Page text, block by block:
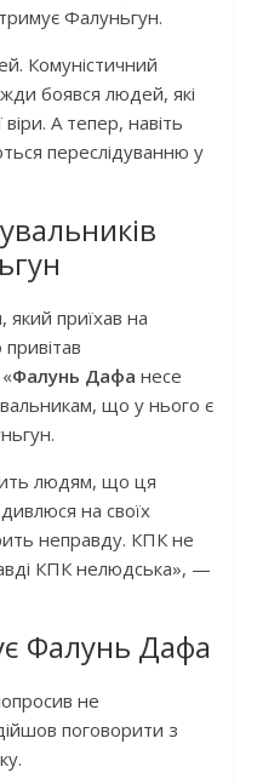
Фалуньгун.
Комуністичний
боявся людей, які
А тепер, навіть
переслідуванню у
приїхав на
Фалунь Дафа несе
що у нього є
людям, що ця
на своїх
неправду. КПК не
КПК нелюдська», —
Фалунь Дафа
не
поговорити з